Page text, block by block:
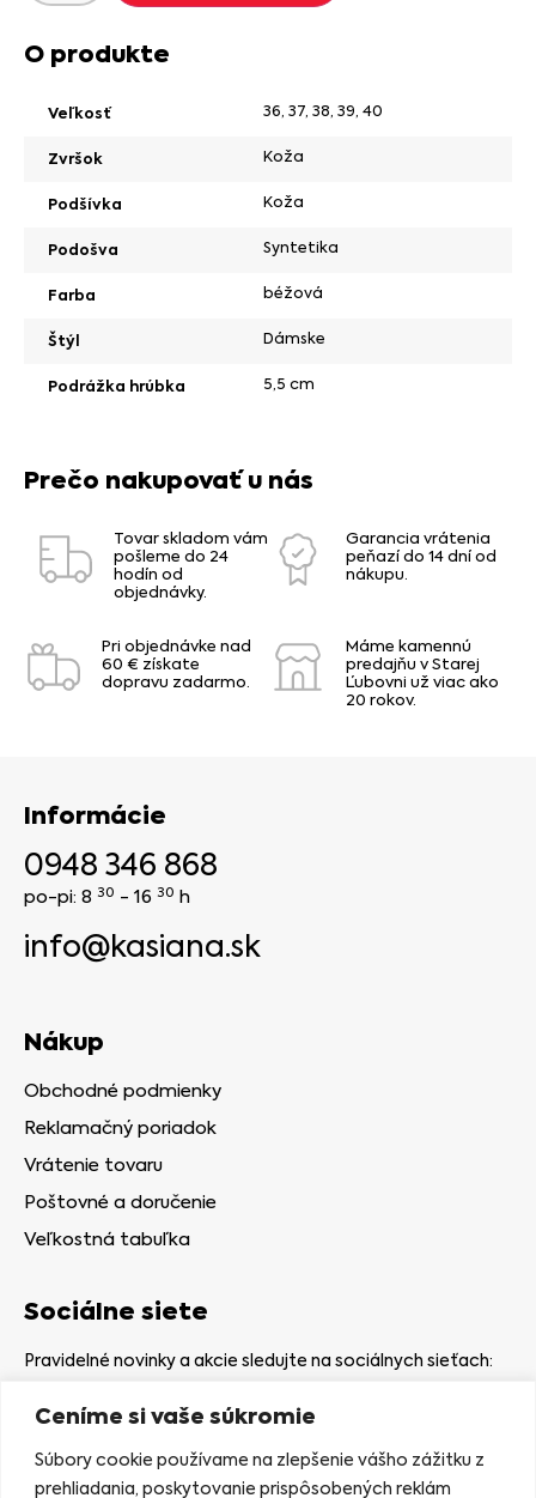
Ceníme si vaše súkromie
Súbory cookie používame na zlepšenie vášho zážitku z
prehliadania, poskytovanie prispôsobených reklám
O produkte
Veľkosť 36, 37, 38, 39, 40
Zvršok Koža
Podšívka Koža
Podošva Syntetika
Farba béžová
Štýl Dámske
Podrážka hrúbka 5,5 cm
Prečo nakupovať u nás
Tovar skladom vám
pošleme do 24
hodín od
objednávky.
Garancia vrátenia
peňazí do 14 dní od
nákupu.
Pri objednávke nad
60 € získate
dopravu zadarmo.
Máme kamennú
predajňu v Starej
Ľubovni už viac ako
20 rokov.
Informácie
0948 346 868
po-pi: 8 30 - 16 30 h
info@kasiana.sk
Nákup
Obchodné podmienky
Reklamačný poriadok
Vrátenie tovaru
Poštovné a doručenie
Veľkostná tabuľka
Sociálne siete
Pravidelné novinky a akcie sledujte na sociálnych sieťach: